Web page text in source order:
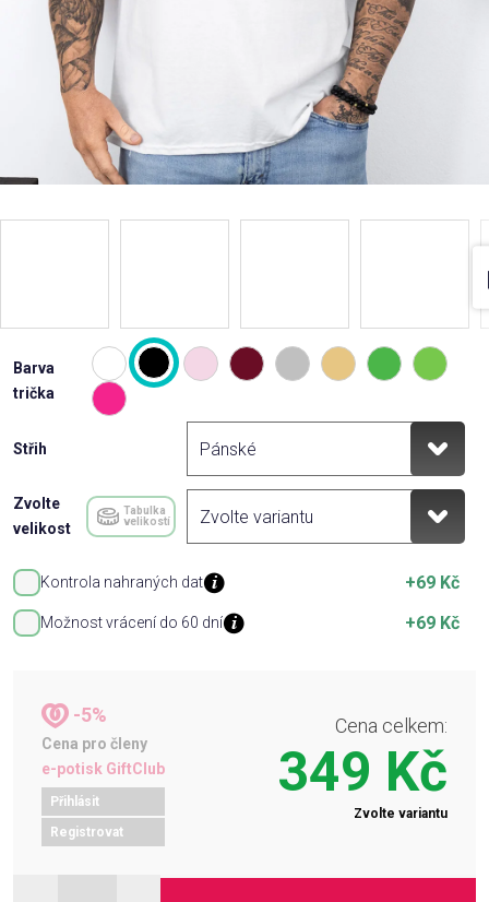
Barva
trička
Střih
Zvolte
velikost
Tabulka
velikostí
Kontrola nahraných dat +69 Kč
Možnost vrácení do 60 dní +69 Kč
-5%
Cena pro členy
e-potisk GiftClub
Přihlásit
Registrovat
Cena celkem:
349 Kč
Zvolte variantu